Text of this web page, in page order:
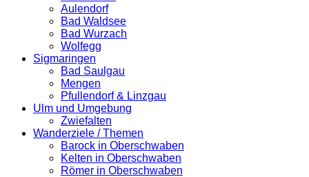
Aulendorf
Bad Waldsee
Bad Wurzach
Wolfegg
Sigmaringen
Bad Saulgau
Mengen
Pfullendorf & Linzgau
Ulm und Umgebung
Zwiefalten
Wanderziele / Themen
Barock in Oberschwaben
Kelten in Oberschwaben
Römer in Oberschwaben